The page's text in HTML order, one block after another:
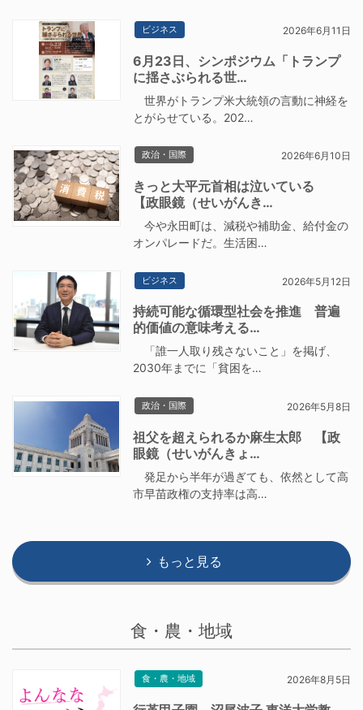
ビジネス 2026年6月11日
6月23日、シンポジウム「トランプ
に揺さぶられる世…
世界がトランプ米大統領の言動に神経を
とがらせている。202…
政治・国際 2026年6月10日
きっと大平元首相は泣いている
【政眼鏡（せいがんき…
今や永田町は、減税や補助金、給付金の
オンパレードだ。生活困…
ビジネス 2026年5月12日
持続可能な循環型社会を推進 普遍
的価値の意味考える…
「誰一人取り残さないこと」を掲げ、
2030年までに「貧困を…
政治・国際 2026年5月8日
祖父を超えられるか麻生太郎 【政
眼鏡（せいがんきょ…
発足から半年が過ぎても、依然として高
市早苗政権の支持率は高…
もっと見る
食・農・地域
食・農・地域 2026年8月5日